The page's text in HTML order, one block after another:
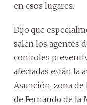
en esos lugares.
Dijo que
salen los agentes
controles
afectadas están la
Asunción, zona de
de Fernando de la